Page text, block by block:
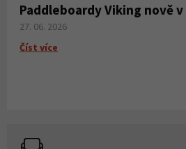
Paddleboardy Viking nově
27. 06. 2026
Číst více